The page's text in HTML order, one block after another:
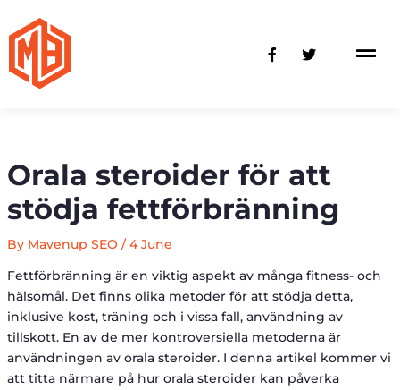
content
F
a
f
T
w
Orala steroider för att
stödja fettförbränning
By Mavenup SEO / 4 June
Fettförbränning är en viktig aspekt av många fitness- och
hälsomål. Det finns olika metoder för att stödja detta,
inklusive kost, träning och i vissa fall, användning av
tillskott. En av de mer kontroversiella metoderna är
användningen av orala steroider. I denna artikel kommer vi
att titta närmare på hur orala steroider kan påverka